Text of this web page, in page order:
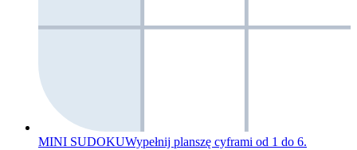
MINI SUDOKUWypełnij planszę cyframi od 1 do 6.